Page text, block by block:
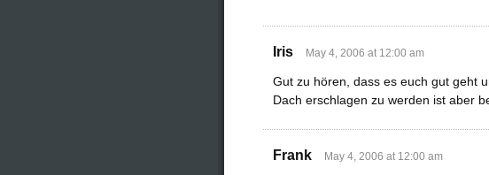
Iris May 4, 2006 at 12:00 am
Gut zu hören, dass es euch gut geht
Dach erschlagen zu werden ist aber
Frank May 4, 2006 at 12:00 am